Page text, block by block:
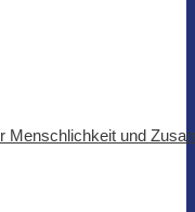
Menschlichkeit und